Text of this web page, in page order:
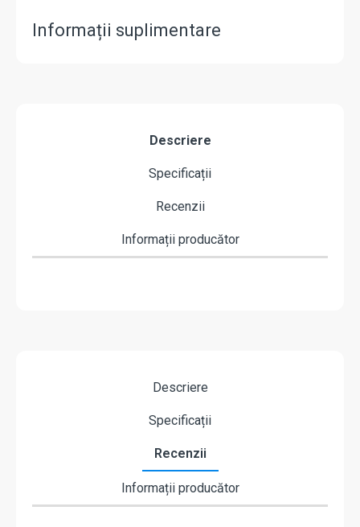
Informații suplimentare
Descriere
Specificații
Recenzii
Informații producător
Descriere
Specificații
Recenzii
Informații producător